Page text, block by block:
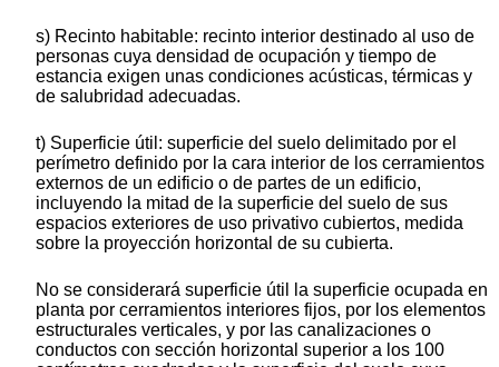
s) Recinto habitable: recinto interior destinado al uso de
personas cuya densidad de ocupación y tiempo de
estancia exigen unas condiciones acústicas, térmicas y
de salubridad adecuadas.
t) Superficie útil: superficie del suelo delimitado por el
perímetro definido por la cara interior de los cerramientos
externos de un edificio o de partes de un edificio,
incluyendo la mitad de la superficie del suelo de sus
espacios exteriores de uso privativo cubiertos, medida
sobre la proyección horizontal de su cubierta.
No se considerará superficie útil la superficie ocupada en
planta por cerramientos interiores fijos, por los elementos
estructurales verticales, y por las canalizaciones o
conductos con sección horizontal superior a los 100